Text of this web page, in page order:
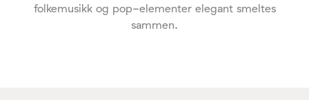
folkemusikk og pop-elementer elegant smeltes
sammen.